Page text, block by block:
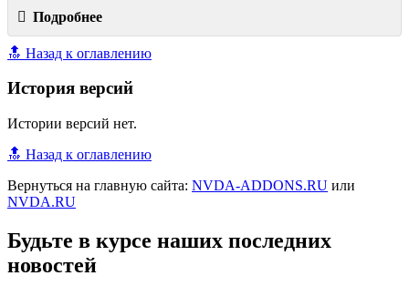
Подробнее
🔝 Назад к оглавлению
История версий
Истории версий нет.
🔝 Назад к оглавлению
Вернуться на главную сайта: NVDA-ADDONS.RU или
NVDA.RU
Будьте в курсе наших последних
новостей